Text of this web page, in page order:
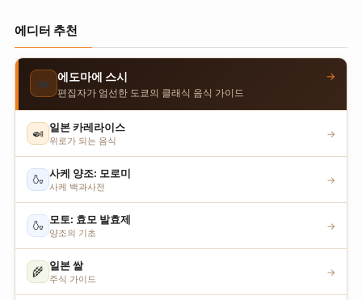
에디터 추천
🍣 에도마에 스시
편집자가 엄선한 도쿄의 클래식 음식 가이드
→
🍛 일본 카레라이스
위로가 되는 음식
→
🍶 사케 양조: 모로미
사케 백과사전
→
🍶 모토: 효모 발효제
양조의 기초
→
🌾 일본 쌀
주식 가이드
→